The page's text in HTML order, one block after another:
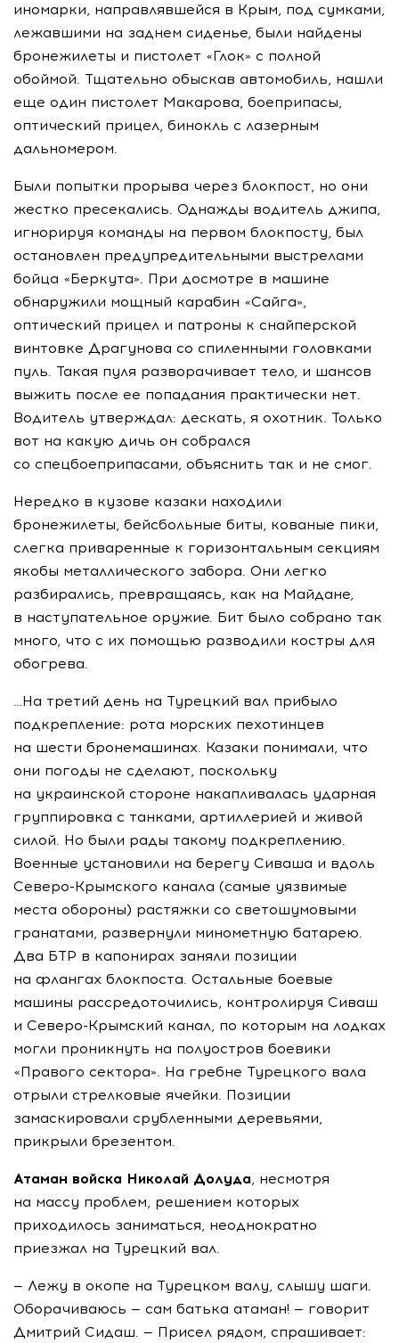
иномарки, направлявшейся в Крым, под сумками,
лежавшими на заднем сиденье, были найдены
бронежилеты и пистолет «Глок» с полной
обоймой. Тщательно обыскав автомобиль, нашли
еще один пистолет Макарова, боеприпасы,
оптический прицел, бинокль с лазерным
дальномером.
Были попытки прорыва через блокпост, но они
жестко пресекались. Однажды водитель джипа,
игнорируя команды на первом блокпосту, был
остановлен предупредительными выстрелами
бойца «Беркута». При досмотре в машине
обнаружили мощный карабин «Сайга»,
оптический прицел и патроны к снайперской
винтовке Драгунова со спиленными головками
пуль. Такая пуля разворачивает тело, и шансов
выжить после ее попадания практически нет.
Водитель утверждал: дескать, я охотник. Только
вот на какую дичь он собрался
со спецбоеприпасами, объяснить так и не смог.
Нередко в кузове казаки находили
бронежилеты, бейсбольные биты, кованые пики,
слегка приваренные к горизонтальным секциям
якобы металлического забора. Они легко
разбирались, превращаясь, как на Майдане,
в наступательное оружие. Бит было собрано так
много, что с их помощью разводили костры для
обогрева.
…На третий день на Турецкий вал прибыло
подкрепление: рота морских пехотинцев
на шести бронемашинах. Казаки понимали, что
они погоды не сделают, поскольку
на украинской стороне накапливалась ударная
группировка с танками, артиллерией и живой
силой. Но были рады такому подкреплению.
Военные установили на берегу Сиваша и вдоль
Северо-Крымского канала (самые уязвимые
места обороны) растяжки со светошумовыми
гранатами, развернули минометную батарею.
Два БТР в капонирах заняли позиции
на флангах блокпоста. Остальные боевые
машины рассредоточились, контролируя Сиваш
и Северо-Крымский канал, по которым на лодках
могли проникнуть на полуостров боевики
«Правого сектора». На гребне Турецкого вала
отрыли стрелковые ячейки. Позиции
замаскировали срубленными деревьями,
прикрыли брезентом.
Атаман войска Николай Долуда, несмотря
на массу проблем, решением которых
приходилось заниматься, неоднократно
приезжал на Турецкий вал.
— Лежу в окопе на Турецком валу, слышу шаги.
Оборачиваюсь — сам батька атаман! — говорит
Дмитрий Сидаш. — Присел рядом, спрашивает: